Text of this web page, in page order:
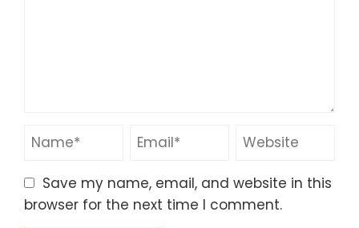
Save my name, email, and website in this
browser for the next time I comment.